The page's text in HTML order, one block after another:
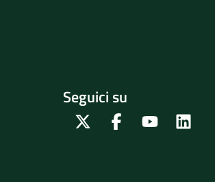
Seguici su
Twitter FacebookYoutube